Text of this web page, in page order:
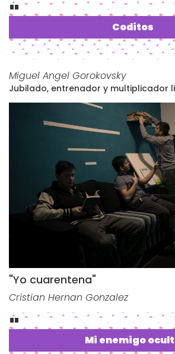
Coditos
Miguel Angel Gorokovsky
Jubilado, entrenador y multiplicador
"Yo cuarentena"
Cristian Hernan Gonzalez
Mi enemigo